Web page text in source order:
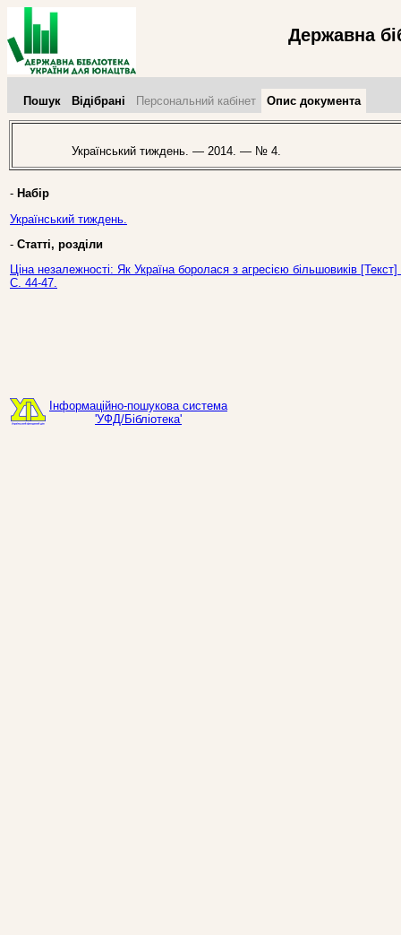
Державна
Пошук Відібрані Персональний кабінет Опис документа
Український тиждень. — 2014. — № 4.
- Набір
Український тиждень.
- Статті, розділи
Ціна незалежності: Як Україна боролася з агресією більшовиків
С. 44-47.
Інформаційно-пошукова система
'УФД/Бібліотека'